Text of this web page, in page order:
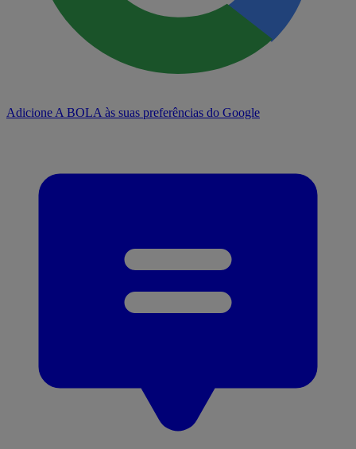
Adicione A BOLA às suas preferências do Google